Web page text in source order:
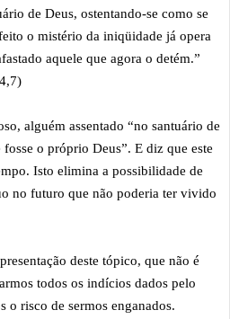
de Deus, ostentando-se como se
o mistério da iniqüidade já opera
aquele que agora o detém.”
alguém assentado “no santuário de
o próprio Deus”. E diz que este
Isto elimina a possibilidade de
no futuro que não poderia ter vivido
deste tópico, que não é
todos os indícios dados pelo
o risco de sermos enganados.